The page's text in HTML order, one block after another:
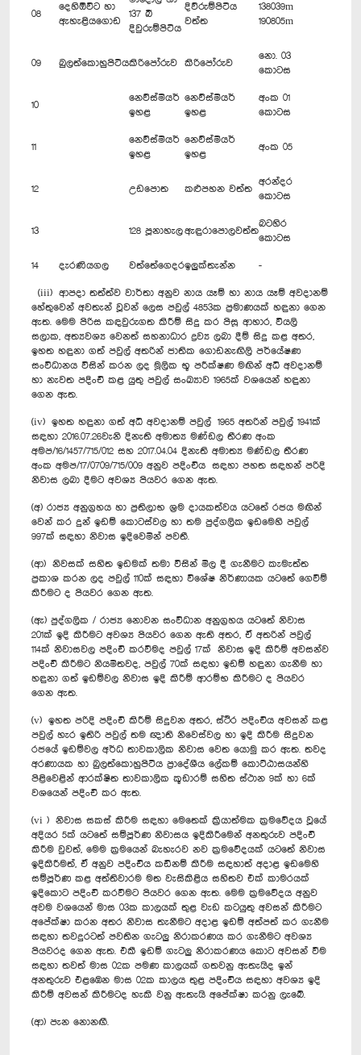
08
දෙහිඕවිට හා
ඇහැළියගොඩ
137 බී
දිවුරුම්පිටිය
දිව්රුම්පිටිය
වත්ත
138039m
190805m
09 බුලත්කොහුපිටියකිරිපෝරුව කිරිපෝරුව
නො. 03
කොටස
10
නෙව්ස්මියර්
ඉහළ
නෙව්ස්මියර්
ඉහළ
අංක 01
කොටස
11
නෙව්ස්මියර්
ඉහළ
නෙව්ස්මියර්
ඉහළ
අංක 05
12 උඩපොත කළුපහන වත්ත
අරන්දර
කොටස
13 128 පූනාහැලඇඳුරාපොලවත්ත
බටහිර
කොටස
14 දැරණියගල වත්තේගෙදරඉලුක්තැන්න -
(iii) ආපදා තත්ත්ව වාර්තා අනුව නාය යෑම් හා නාය යෑම් අවදානම්
හේතුවෙන් අවතැන් වූවන් ලෙස පවුල් 4853ක ප්‍රමාණයක් හඳුනා ගෙන
ඇත. මෙම පිරිස කඳවුරුගත කිරීම් සිදු කර පිසූ ආහාර, වියලි
සලාක, අත්‍යවශ්‍ය වෙනත් සහනාධාර ද්‍රව්‍ය ලබා දීම් සිදු කළ අතර,
ඉහත හඳුනා ගත් පවුල් අතරින් ජාතික ගොඩනැඟිලි පර්යේෂණ
සංවිධානය විසින් කරන ලද මූලික භූ පරීක්ෂණ මඟින් අධි අවදානම්
හා නැවත පදිංචි කළ යුතු පවුල් සංඛ්‍යාව 1965ක් වශයෙන් හඳුනා
ගෙන ඇත.
(iv) ඉහත හඳුනා ගත් අධි අවදානම් පවුල් 1965 අතරින් පවුල් 1941ක්
සඳහා 2016.07.26වැනි දිනැති අමාත්‍ය මණ්ඩල තීරණ අංක
අමප/16/1457/715/012 සහ 2017.04.04 දිනැති අමාත්‍ය මණ්ඩල තීරණ
අංක අමප/17/0709/715/009 අනුව පදිංචිය සඳහා පහත සඳහන් පරිදි
නිවාස ලබා දීමට අවශ්‍ය පියවර ගෙන ඇත.
(අ) රාජ්‍ය අනුග්‍රහය හා ප්‍රතිලාභ ශ්‍රම දායකත්වය යටතේ රජය මඟින්
වෙන් කර දුන් ඉඩම් කොටස්වල හා තම පුද්ගලික ඉඩමෙහි පවුල්
997ක් සඳහා නිවාස ඉදිවෙමින් පවතී.
(ආ) නිවසක් සහිත ඉඩමක් තමා විසින් මිල දී ගැනීමට කැමැත්ත
ප්‍රකාශ කරන ලද පවුල් 110ක් සඳහා විශේෂ නිර්ණායක යටතේ ගෙවීම්
කිරීමට ද පියවර ගෙන ඇත.
(ඇ) පුද්ගලික / රාජ්‍ය නොවන සංවිධාන අනුග්‍රහය යටතේ නිවාස
201ක් ඉදි කිරීමට අවශ්‍ය පියවර ගෙන ඇති අතර, ඒ අතරින් පවුල්
114ක් නිවාසවල පදිංචි කරවීමද පවුල් 17ක් නිවාස ඉදි කිරීම් අවසන්ව
පදිංචි කිරීමට නියමිතවද, පවුල් 70ක් සඳහා ඉඩම් හඳුනා ගැනීම හා
හඳුනා ගත් ඉඩම්වල නිවාස ඉදි කිරීම් ආරම්භ කිරීමට ද පියවර
ගෙන ඇත.
(v) ඉහත පරිදි පදිංචි කිරීම් සිදුවන අතර, ස්ථිර පදිංචිය අවසන් කළ
පවුල් හැර ඉතිරි පවුල් තම ඥාති නිවෙස්වල හා ඉදි කිරීම සිදුවන
රජයේ ඉඩම්වල අර්ධ තාවකාලික නිවාස වෙත යොමු කර ඇත. තවද
අරණායක හා බුලත්කොහුපිටිය ප්‍රාදේශීය ලේකම් කොට්ඨාසයන්හි
පිළිවෙළින් ආරක්ෂිත තාවකාලික කූඩාරම් සහිත ස්ථාන 9ක් හා 6ක්
වශයෙන් පදිංචි කර ඇත.
(vi ) නිවාස සකස් කිරීම සඳහා මෙතෙක් ක්‍රියාත්මක ක්‍රමවේදය වූයේ
අදියර 5ක් යටතේ සම්පූර්ණ නිවාසය ඉදිකිරීමෙන් අනතුරුව පදිංචි
කිරීම වුවත්, මෙම ක්‍රමයෙන් බැහැරව නව ක්‍රමවේදයක් යටතේ නිවාස
ඉදිකිරීමත්, ඒ අනුව පදිංචිය කඩිනම් කිරීම සඳහාත් අදාළ ඉඩමෙහි
සම්පූර්ණ කළ අත්තිවාරම මත වැසිකිළිය සහිතව එක් කාමරයක්
ඉදිකොට පදිංචි කරවීමට පියවර ගෙන ඇත. මෙම ක්‍රමවේදය අනුව
අවම වශයෙන් මාස 03ක කාලයක් තුළ වැඩ කටයුතු අවසන් කිරීමට
අපේක්ෂා කරන අතර නිවාස තැනීමට අදාළ ඉඩම් අත්පත් කර ගැනීම
සඳහා තවදුරටත් පවතින ගැටලු නිරාකරණය කර ගැනීමට අවශ්‍ය
පියවරද ගෙන ඇත. එකී ඉඩම් ගැටලු නිරාකරණය කොට අවසන් වීම
සඳහා තවත් මාස 02ක පමණ කාලයක් ගතවනු ඇතැයිද ඉන්
අනතුරුව එළඹෙන මාස 02ක කාලය තුළ පදිංචිය සඳහා අවශ්‍ය ඉදි
කිරීම් අවසන් කිරීමටද හැකි වනු ඇතැයි අපේක්ෂා කරනු ලැබේ.
(ආ) පැන ‍නොනඟී.